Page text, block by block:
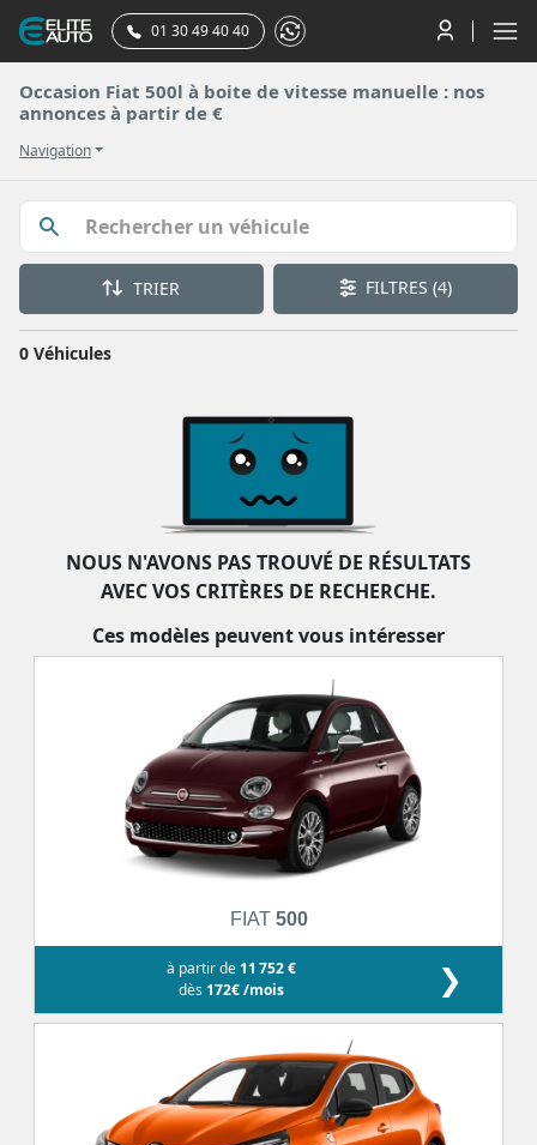
01 30 49 40 40
Occasion Fiat 500l à boite de vitesse manuelle : nos
annonces à partir de €
Navigation
TRIER FILTRES(4)
0 Véhicules
NOUS N'AVONS PAS TROUVÉ DE RÉSULTATS
AVEC VOS CRITÈRES DE RECHERCHE.
Ces modèles peuvent vous intéresser
FIAT 500
à partir de 11 752 €
dès 172€ /mois ❯